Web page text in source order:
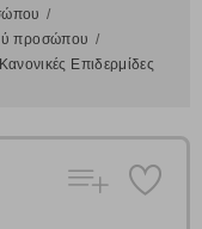
προσώπου
Επιδερμίδες